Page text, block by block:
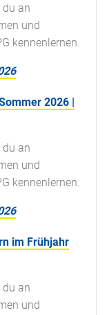
an
und
kennenlernen.
2026 |
an
und
kennenlernen.
im Frühjahr
an
und